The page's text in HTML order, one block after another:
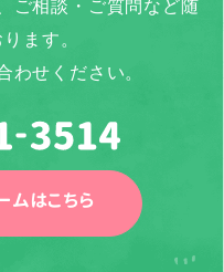
ご相談・ご質問など随
ます。
わせください。
ムはこちら